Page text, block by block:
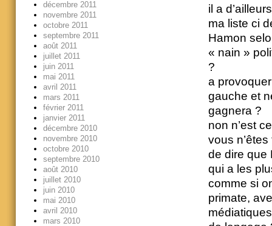
il a
ma liste ci
Hamon
« nain »
?
a
gauche et
gagnera ?
non n’est
vous
de dire que
qui a les
comme si
primate,
décembre 2011
novembre 2011
octobre 2011
septembre 2011
août 2011
juillet 2011
juin 2011
mai 2011
avril 2011
mars 2011
février 2011
janvier 2011
décembre 2010
novembre 2010
octobre 2010
septembre 2010
août 2010
juillet 2010
juin 2010
mai 2010
avril 2010
mars 2010